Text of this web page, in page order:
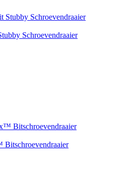
Schroevendraaier
Bitschroevendraaier